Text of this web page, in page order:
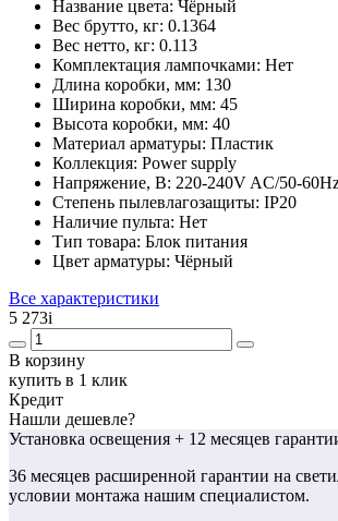
Название цвета: Чёрный
Вес брутто, кг: 0.1364
Вес нетто, кг: 0.113
Комплектация лампочками: Нет
Длина коробки, мм: 130
Ширина коробки, мм: 45
Высота коробки, мм: 40
Материал арматуры: Пластик
Коллекция: Power supply
Напряжение, В: 220-240V AC/50-
Степень пылевлагозащиты: IP20
Наличие пульта: Нет
Тип товара: Блок питания
Цвет арматуры: Чёрный
Все характеристики
5 273i
В корзину
купить в 1 клик
Кредит
Нашли дешевле?
Установка освещения + 12 месяцев
36 месяцев расширенной гарантии на
условии монтажа нашим специалистом.